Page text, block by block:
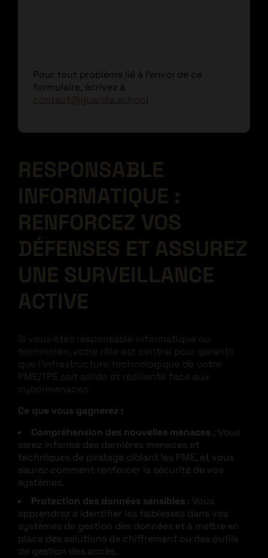
Pour tout problème lié à l'envoi de ce
formulaire, écrivez à
contact@guardia.school
RESPONSABLE
INFORMATIQUE :
RENFORCEZ VOS
DÉFENSES ET ASSUREZ
UNE SURVEILLANCE
ACTIVE
Si vous êtes responsable informatique ou
technicien, votre rôle est central pour garantir
que l’infrastructure technologique de votre
PME/TPE soit solide et résiliente face aux
cybermenaces.
Ce que vous gagnerez :
Compréhension des nouvelles menaces : Vous
serez informé des dernières menaces et
techniques de piratage ciblant les PME, et vous
saurez comment renforcer la sécurité de vos
systèmes.
Protection des données sensibles : Vous
apprendrez à identifier les faiblesses dans vos
systèmes de gestion des données et à mettre en
place des solutions de chiffrement ou des outils
de gestion des accès.